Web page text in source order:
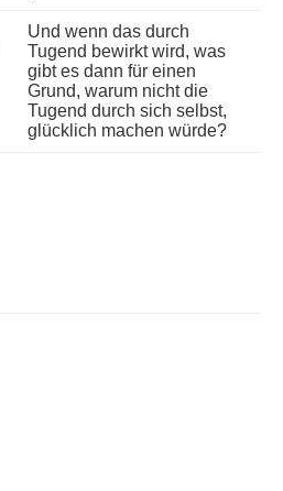
Und wenn das durch
Tugend bewirkt wird, was
gibt es dann für einen
Grund, warum nicht die
Tugend durch sich selbst,
glücklich machen würde?